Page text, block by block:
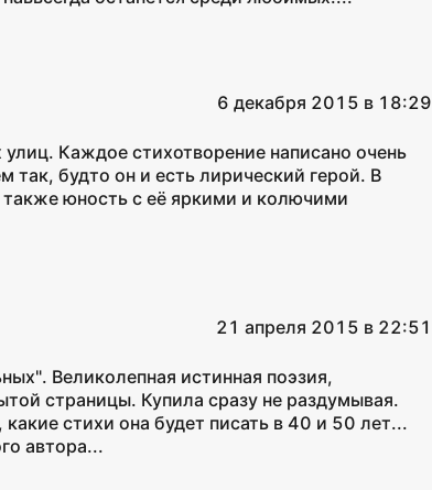
6 декабря 2015 в 18:29
Каждое стихотворение написано очень
так, будто он и есть лирический герой. В
также юность с её яркими и колючими
21 апреля 2015 в 22:51
Великолепная истинная поэзия,
страницы. Купила сразу не раздумывая.
стихи она будет писать в 40 и 50 лет...
автора...